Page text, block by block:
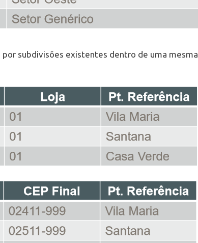
subdivisões existentes dentro de uma mesma